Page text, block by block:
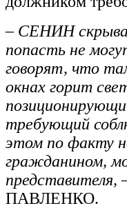
– СЕНИН
попасть не
говорят, что
окнах горит
требующий
этом по факту
гражданином,
представителя,
ПАВЛЕНКО.